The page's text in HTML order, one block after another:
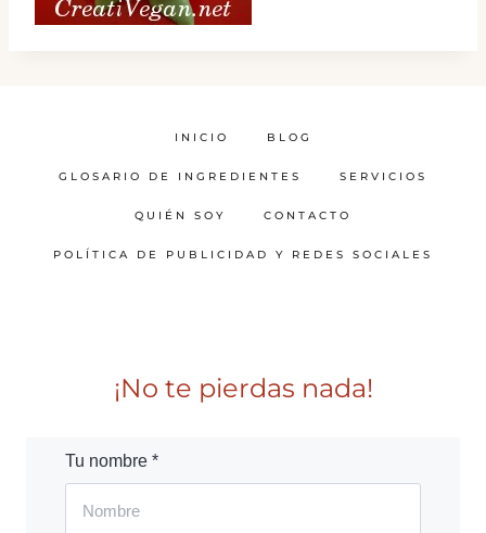
INICIO BLOG
GLOSARIO DE INGREDIENTES SERVICIOS
QUIÉN SOY CONTACTO
POLÍTICA DE PUBLICIDAD Y REDES SOCIALES
¡No te pierdas nada!
Tu nombre *